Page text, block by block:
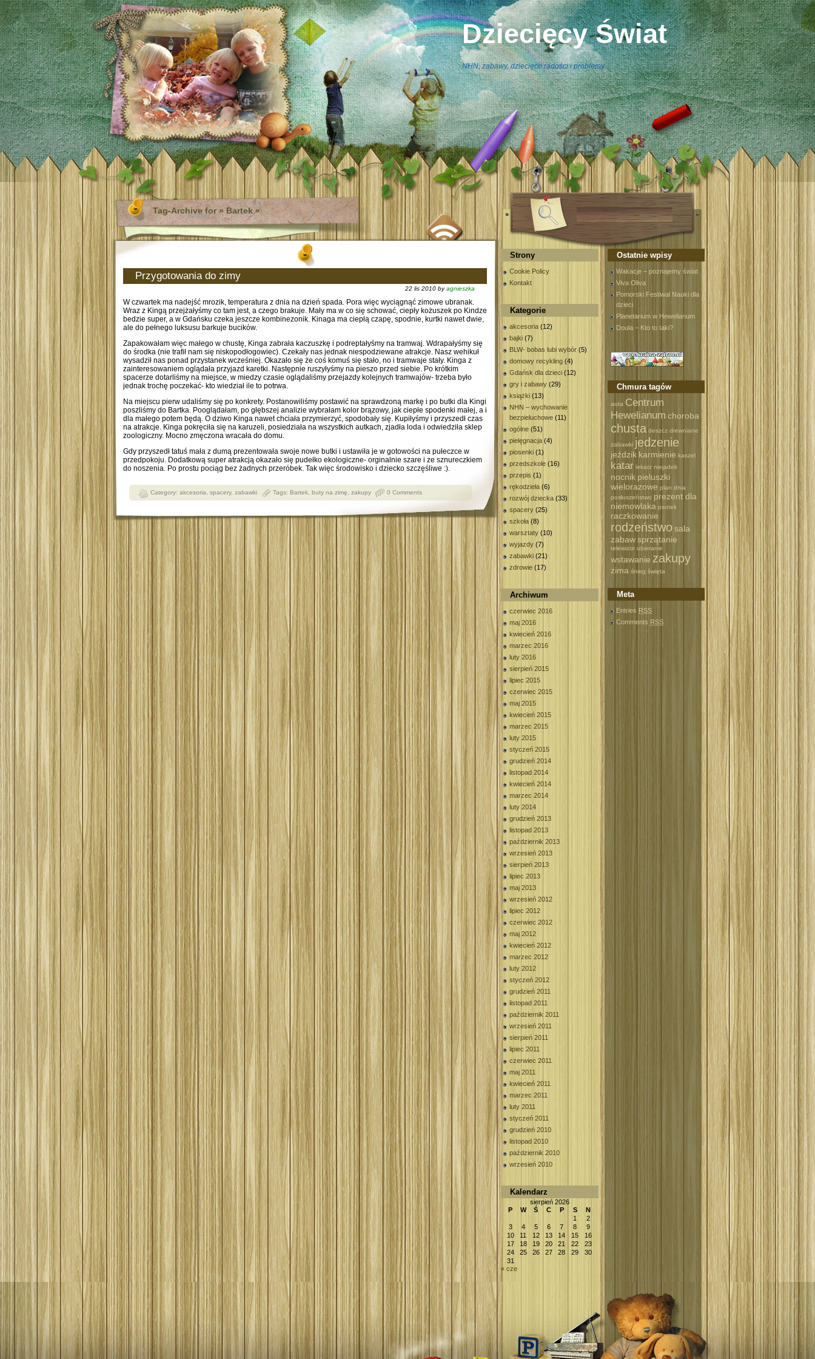
Dziecięcy Świat
NHN, zabawy, dziecięce radości i problemy
Tag-Archive for » Bartek «
Przygotowania do zimy
22 lis 2010 byagnieszka
W czwartek ma nadejść mrozik, temperatura z dnia na dzień spada. Pora więc wyciągnąć zimowe ubranak.
Wraz z Kingą przejżałyśmy co tam jest, a czego brakuje. Mały ma w co się schować, ciepły kożuszek po Kindze
bedzie super, a w Gdańsku czeka jeszcze kombinezonik. Kinaga ma ciepłą czapę, spodnie, kurtki nawet dwie,
ale do pełnego luksusu barkuje bucików.
Zapakowałam więc małego w chustę, Kinga zabrała kaczuszkę i podreptałyśmy na tramwaj. Wdrapałyśmy się
do środka (nie trafił nam się niskopodłogowiec). Czekały nas jednak niespodziewane atrakcje. Nasz wehikuł
wysadził nas ponad przystanek wcześniej. Okazało się że coś komuś się stało, no i tramwaje stały. Kinga z
zainteresowaniem oglądała przyjazd karetki. Następnie ruszyłyśmy na pieszo przed siebie. Po krótkim
spacerze dotarliśmy na miejsce, w miedzy czasie oglądaliśmy przejazdy kolejnych tramwajów- trzeba było
jednak trochę poczekać- kto wiedział ile to potrwa.
Na miejscu pierw udaliśmy się po konkrety. Postanowiliśmy postawić na sprawdzoną markę i po butki dla Kingi
poszliśmy do Bartka. Pooglądałam, po głębszej analizie wybrałam kolor brązowy, jak ciepłe spodenki małej, a i
dla małego potem będą. O dziwo Kinga nawet chciała przymierzyć, spodobały się. Kupiłyśmy i przyszedł czas
na atrakcje. Kinga pokręciła się na karuzeli, posiedziała na wszystkich autkach, zjadła loda i odwiedziła sklep
zoologiczny. Mocno zmęczona wracała do domu.
Gdy przyszedł tatuś mała z dumą prezentowała swoje nowe butki i ustawiła je w gotowości na pułeczce w
przedpokoju. Dodatkową super atrakcją okazało się pudełko ekologiczne- orginalnie szare i ze sznureczkiem
do noszenia. Po prostu pociąg bez żadnych przeróbek. Tak więc środowisko i dziecko szczęśliwe :).
Category: akcesoria spacery, zabawki Tags: Bartek buty na zimę zakupy 0 Comments
Strony
Cookie Policy
Kontakt
Kategorie
akcesoria (12)
bajki (7)
BLW- bobas lubi wybór (5)
domowy recykling (4)
Gdańsk dla dzieci (12)
gry i zabawy (29)
książki (13)
NHN – wychowanie
bezpieluchowe (11)
ogólne (51)
pielęgnacja (4)
piosenki (1)
przedszkole (16)
przepis (1)
rękodzieła (6)
rozwój dziecka (33)
spacery (25)
szkoła (8)
warsztaty (10)
wyjazdy (7)
zabawki (21)
zdrowie (17)
Archiwum
czerwiec 2016
maj 2016
kwiecień 2016
marzec 2016
luty 2016
sierpień 2015
lipiec 2015
czerwiec 2015
maj 2015
kwiecień 2015
marzec 2015
luty 2015
styczeń 2015
grudzień 2014
listopad 2014
kwiecień 2014
marzec 2014
luty 2014
grudzień 2013
listopad 2013
październik 2013
wrzesień 2013
sierpień 2013
lipiec 2013
maj 2013
wrzesień 2012
lipiec 2012
czerwiec 2012
maj 2012
kwiecień 2012
marzec 2012
luty 2012
styczeń 2012
grudzień 2011
listopad 2011
październik 2011
wrzesień 2011
sierpień 2011
lipiec 2011
czerwiec 2011
maj 2011
kwiecień 2011
marzec 2011
luty 2011
styczeń 2011
grudzień 2010
listopad 2010
październik 2010
wrzesień 2010
Kalendarz
sierpień 2026
P
W Ś C P S
N
1
2
3
4 5 6 7 8
9
10
11 12 13 14 15
16
17
18 19 20 21 22
23
24
25 26 27 28 29
30
31
« cze
Ostatnie wpisy
Wakacje – poznajemy świat
Viva Oliva
Pomorski Festiwal Nauki dla
dzieci
Planetarium w Hewelianum
Doula – Kto to taki?
Chmura tagów
auta Centrum
Hewelianum choroba
chusta deszcz drewniane
zabawki jedzenie
jeździk karmienie kaszel
katar lekarz niejadek
nocnik pieluszki
wielorazowe plan dnia
posłuszeństwo prezent dla
niemowlaka psotek
raczkowanie
rodzeństwo sala
zabawsprzątanie
telewizor ubieranie
wstawanie zakupy
zima śnieg święta
Meta
Entries RSS
Comments RSS